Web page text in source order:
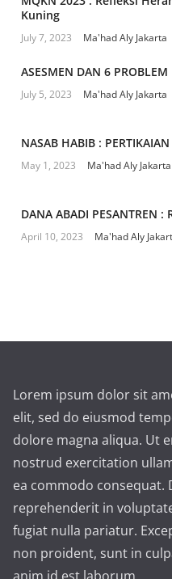
Kuning
July 7, 2023 Ma'had Aly Jakarta
ASESMEN DAN 6
July 5, 2023 Ma'had Aly Jakarta
NASAB HABIB :
May 1, 2023 Ma'had Aly Jakarta
DANA ABADI PESANTREN :
April 10, 2023 Ma'had Aly
Lorem ipsum dolor sit
elit, sed do eiusmod
dolore magna aliqua. Ut
nostrud exercitation
ea commodo
reprehenderit in
fugiat nulla pariatur.
non proident, sunt in